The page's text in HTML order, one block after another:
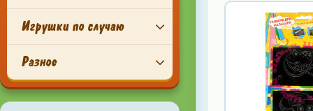
Игрушки по случаю
Разное